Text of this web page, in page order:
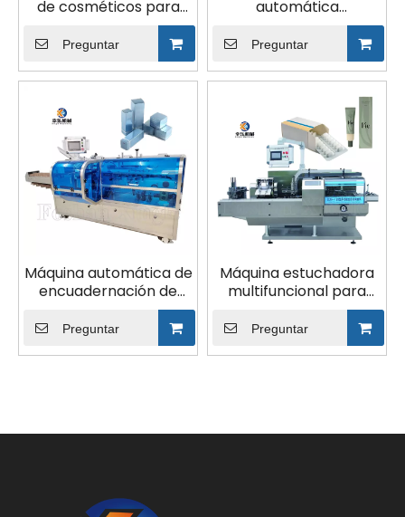
de cosméticos para
productos alimenticios
farmacéuticos
Preguntar
automática
multifuncional con
control PLC
Preguntar
Máquina automática de
encuadernación de
ampollas de dulces
farmacéuticos de
acero inoxidable
Preguntar
Máquina estuchadora
multifuncional para
medicamentos
cosméticos con
Preguntar